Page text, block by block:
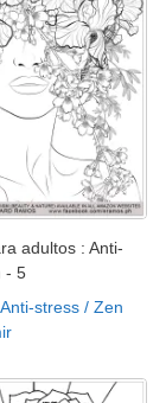
adultos : Anti-
- 5
stress / Zen